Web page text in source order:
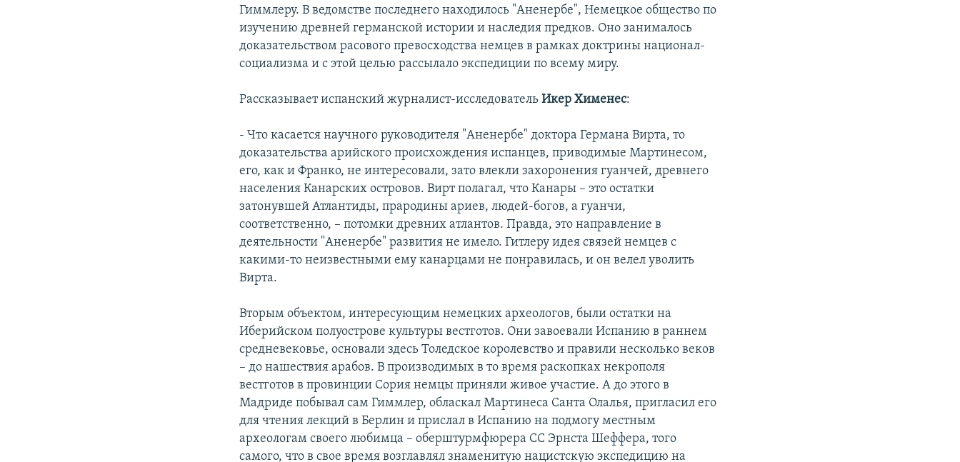
Гиммлеру. В ведомстве последнего находилось "Аненербе", Немецкое общество по
изучению древней германской истории и наследия предков. Оно занималось
доказательством расового превосходства немцев в рамках доктрины национал-
социализма и с этой целью рассылало экспедиции по всему миру.
Рассказывает испанский журналист-исследовательИкер Хименес:
- Что касается научного руководителя "Аненербе" доктора Германа Вирта, то
доказательства арийского происхождения испанцев, приводимые Мартинесом,
его, как и Франко, не интересовали, зато влекли захоронения гуанчей, древнего
населения Канарских островов. Вирт полагал, что Канары – это остатки
затонувшей Атлантиды, прародины ариев, людей-богов, а гуанчи,
соответственно, – потомки древних атлантов. Правда, это направление в
деятельности "Аненербе" развития не имело. Гитлеру идея связей немцев с
какими-то неизвестными ему канарцами не понравилась, и он велел уволить
Вирта.
Вторым объектом, интересующим немецких археологов, были остатки на
Иберийском полуострове культуры вестготов. Они завоевали Испанию в раннем
средневековье, основали здесь Толедское королевство и правили несколько веков
– до нашествия арабов. В производимых в то время раскопках некрополя
вестготов в провинции Сория немцы приняли живое участие. А до этого в
Мадриде побывал сам Гиммлер, обласкал Мартинеса Санта Олалья, пригласил его
для чтения лекций в Берлин и прислал в Испанию на подмогу местным
археологам своего любимца – оберштурмфюрера СС Эрнста Шеффера, того
самого, что в свое время возглавлял знаменитую нацистскую экспедицию на